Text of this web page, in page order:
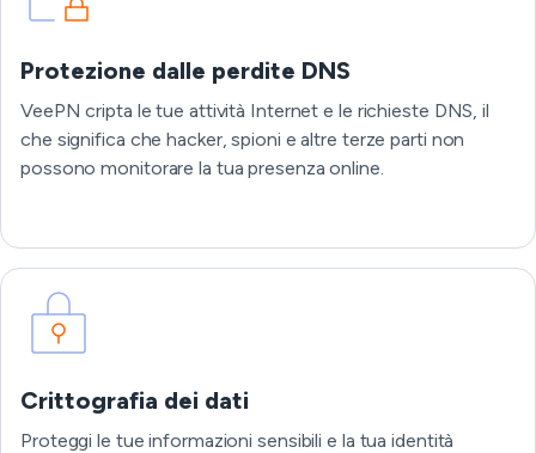
Protezione dalle perdite DNS
VeePN cripta le tue attività Internet e le richieste DNS, il
che significa che hacker, spioni e altre terze parti non
possono monitorare la tua presenza online.
Crittografia dei dati
Proteggi le tue informazioni sensibili e la tua identità